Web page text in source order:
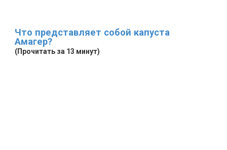
Что представляет собой капуста
Амагер?
(Прочитать за 13 минут)